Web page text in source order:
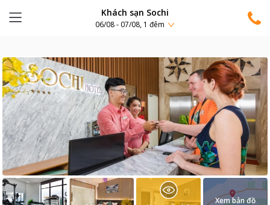
Khách sạn Sochi
06/08 - 07/08, 1 đêm
Xem bản đồ